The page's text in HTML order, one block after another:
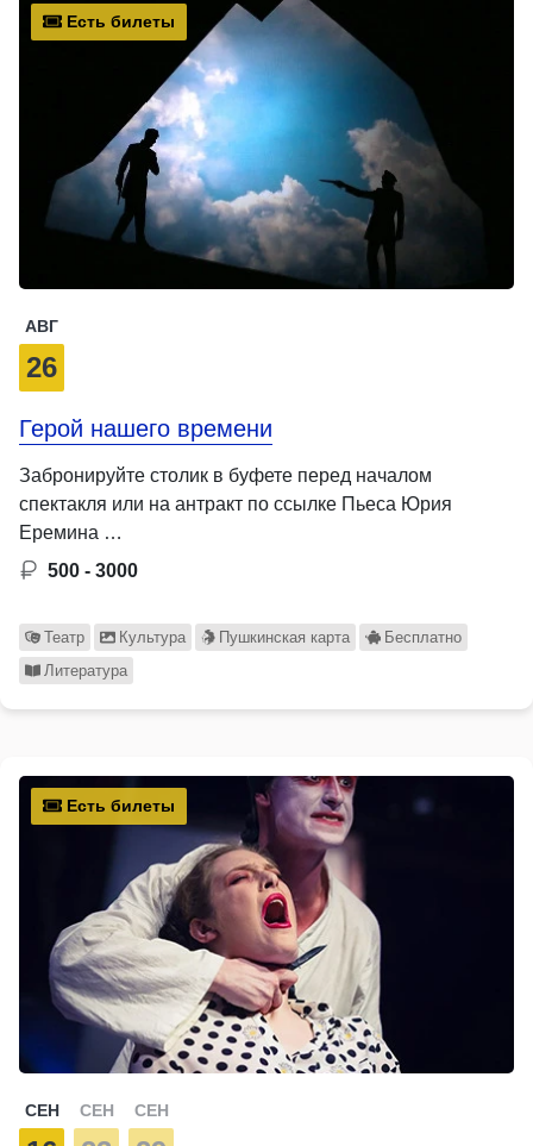
Есть билеты
АВГ
26
Герой нашего времени
Забронируйте столик в буфете перед началом
спектакля или на антракт по ссылке Пьеса Юрия
Еремина …
500 - 3000
Театр Культура Пушкинская карта
Бесплатно
Литература
Есть билеты
СЕН СЕН СЕН